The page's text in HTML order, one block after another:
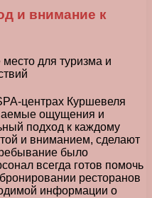
и внимание к
центрах Куршевеля
ощущения и
подход к каждому
и вниманием, сделают
было
всегда готов помочь
ресторанов
информации о